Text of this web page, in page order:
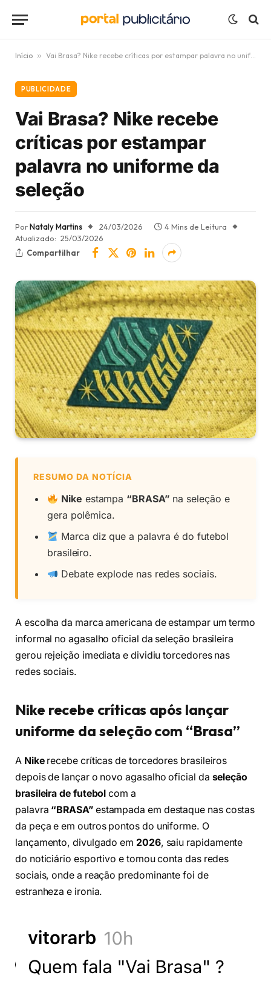
Início » Vai Brasa? Nike recebe críticas por estampar palavra no uniforme da seleção
PUBLICIDADE
Vai Brasa? Nike recebe
críticas por estampar
palavra no uniforme da
seleção
PorNataly Martins 24/03/2026
4 Mins de Leitura
Atualizado: 25/03/2026
Compartilhar
RESUMO DA NOTÍCIA
Nike estampa “BRASA” na seleção e
gera polêmica.
Marca diz que a palavra é do futebol
brasileiro.
Debate explode nas redes sociais.
A escolha da marca americana de estampar um termo
informal no agasalho oficial da seleção brasileira
gerou rejeição imediata e dividiu torcedores nas
redes sociais.
Nike recebe críticas após lançar
uniforme da seleção com “Brasa”
A Nikerecebe críticas de torcedores brasileiros
depois de lançar o novo agasalho oficial da seleção
brasileira de futebol com a
palavra “BRASA”estampada em destaque nas costas
da peça e em outros pontos do uniforme. O
lançamento, divulgado em 2026, saiu rapidamente
do noticiário esportivo e tomou conta das redes
sociais, onde a reação predominante foi de
estranheza e ironia.